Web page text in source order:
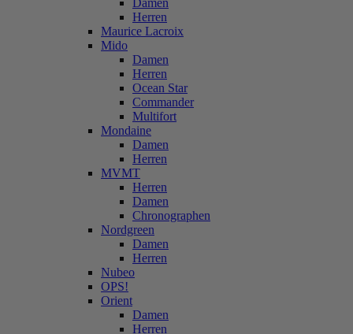
Damen
Herren
Maurice Lacroix
Mido
Damen
Herren
Ocean Star
Commander
Multifort
Mondaine
Damen
Herren
MVMT
Herren
Damen
Chronographen
Nordgreen
Damen
Herren
Nubeo
OPS!
Orient
Damen
Herren